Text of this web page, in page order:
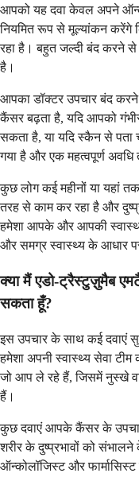
आपको यह दवा केवल अपने
नियमित रूप से मूल्यांकन करेंगे
रहा है। बहुत जल्दी बंद करने
है।
आपका डॉक्टर उपचार बंद करने
कैंसर बढ़ता है, यदि आपको गंभीर
सकता है, या यदि स्कैन से पता
गया है और एक महत्वपूर्ण अवधि
कुछ लोग कई महीनों या यहां
तरह से काम कर रहा है और
हमेशा आपके और आपकी
और समग्र स्वास्थ्य के आधार
क्या मैं एडो-ट्रैस्टुज़ुमैब
सकता हूँ?
इस उपचार के साथ कई दवाएं
हमेशा अपनी स्वास्थ्य सेवा
जो आप ले रहे हैं, जिसमें नुस्खे
हैं।
कुछ दवाएं आपके कैंसर के
शरीर के दुष्प्रभावों को
ऑन्कोलॉजिस्ट और